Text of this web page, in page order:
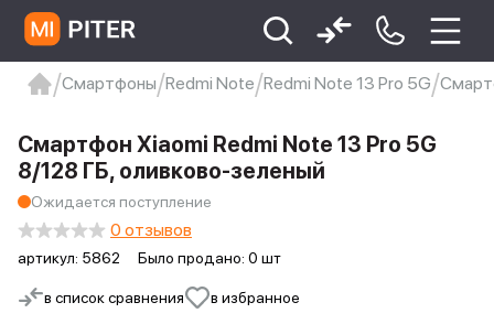
Xiaomi 9 про
xiaomi redmi 12c
Смартфоны Redmi Note Redmi Note 13 Pro 5G
в список сравнения в избранное
Смартфон Xiaomi Redmi Note 13 Pro 5G
8/128 ГБ, оливково-зеленый
Ожидается поступление
артикул: 5862 Было продано: 0 шт
0 отзывов